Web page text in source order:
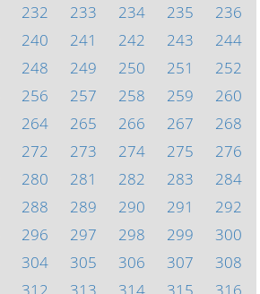
232 233 234 235
236
240 241 242 243
244
248 249 250 251
252
256 257 258 259
260
264 265 266 267
268
272 273 274 275
276
280 281 282 283
284
288 289 290 291
292
296 297 298 299
300
304 305 306 307
308